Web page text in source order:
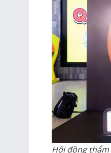
Hội đồng thẩm